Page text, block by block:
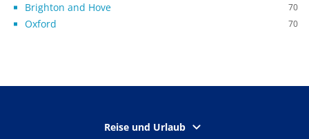
Brighton and Hove 70
Oxford 70
Reise und Urlaub